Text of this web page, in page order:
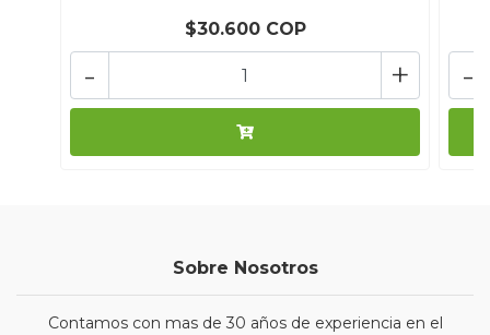
$30.600 COP
+
- -
Sobre Nosotros
Contamos con mas de 30 años de experiencia en el